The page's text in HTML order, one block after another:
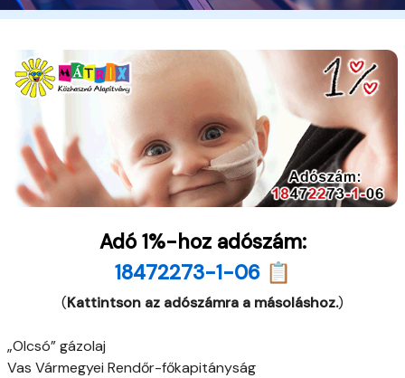
Adó 1%-hoz adószám:
18472273-1-06 📋
(Kattintson az adószámra a másoláshoz.)
„Olcsó” gázolaj
Vas Vármegyei Rendőr-főkapitányság